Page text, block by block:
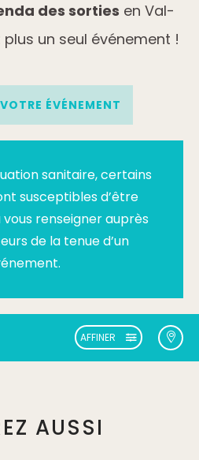
des sorties en Val-
un seul événement !
ÉVÉNEMENT
sanitaire, certains
susceptibles d’être
vous renseigner auprès
de la tenue d’un
AFFINER
AUSSI